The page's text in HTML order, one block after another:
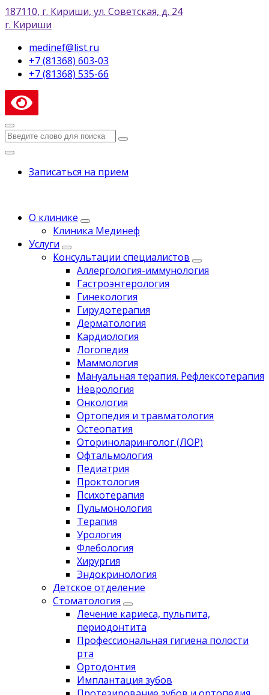
187110, г. Кириши, ул. Советская, д. 24
г. Кириши
medinef@list.ru
+7 (81368) 603-03
+7 (81368) 535-66
Записаться на прием
О клинике
Клиника Мединеф
Услуги
Консультации специалистов
Аллергология-иммунология
Гастроэнтерология
Гинекология
Гирудотерапия
Дерматология
Кардиология
Логопедия
Маммология
Мануальная терапия. Рефлексотерапия
Неврология
Онкология
Ортопедия и травматология
Остеопатия
Оториноларинголог (ЛОР)
Офтальмология
Педиатрия
Проктология
Психотерапия
Пульмонология
Терапия
Урология
Флебология
Хирургия
Эндокринология
Детское отделение
Стоматология
Лечение кариеса, пульпита,
периодонтита
Профессиональная гигиена полости
рта
Ортодонтия
Имплантация зубов